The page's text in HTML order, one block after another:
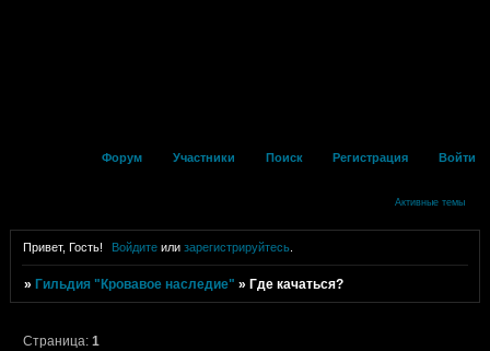
Форум Участники Поиск Регистрация Войти
Активные темы
Привет, Гость! Войдите илизарегистрируйтесь
»Гильдия "Кровавое наследие" »Где качаться?
Страница:1